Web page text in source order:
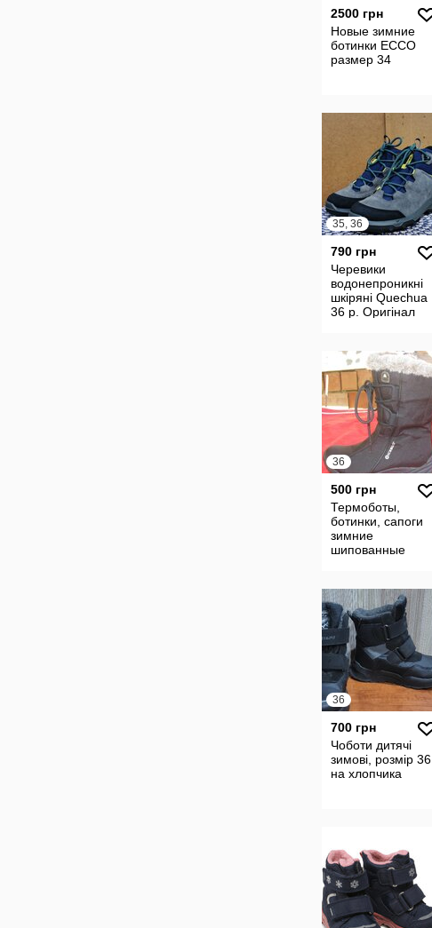
2500 грн
Новые зимние
ботинки ECCO
размер 34
35, 36
790 грн
Черевики
водонепроникні
шкіряні Quechua
36 р. Оригінал
36
500 грн
Термоботы,
ботинки, сапоги
зимние
шипованные
36
700 грн
Чоботи дитячі
зимові, розмір 36
на хлопчика